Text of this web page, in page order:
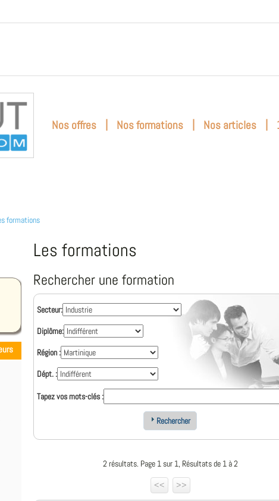
Nos offres | Nos formations | Nos articles |
formations
Les formations
Rechercher une formation
Secteur:
Diplôme:
Région :
Dépt. :
Tapez vos mots-clés :
Rechercher
2 résultats. Page 1 sur 1, Résultats de 1 à 2
<<
>>